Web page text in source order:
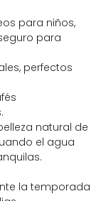
para niños,
para
perfectos
natural de
el agua
la temporada